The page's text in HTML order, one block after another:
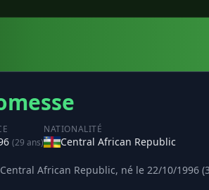
(29 ans)
NATIONALITÉ
Central African Republic
African Republic, né le 22/10/1996